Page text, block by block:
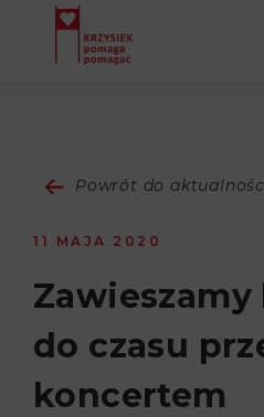
NAPISALI O NAS
GALERIA
DZIAŁALNOŚĆ
NASI BENEFICJENCI
SULEJMAN
KONTAKT
REJESTRACJA
Powrót do
11 MAJA 2020
do czasu
koncertem